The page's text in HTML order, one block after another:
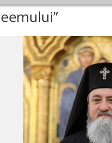
Decembrie Ianuarie